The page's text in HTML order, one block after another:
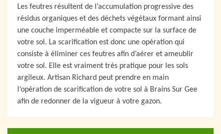
Les feutres résultent de l’accumulation progressive des
résidus organiques et des déchets végétaux formant ainsi
une couche imperméable et compacte sur la surface de
votre sol. La scarification est donc une opération qui
consiste à éliminer ces feutres afin d’aérer et ameublir
votre sol. Elle est vraiment très pratique pour les sols
argileux. Artisan Richard peut prendre en main
l’opération de scarification de votre sol à Brains Sur Gee
afin de redonner de la vigueur à votre gazon.